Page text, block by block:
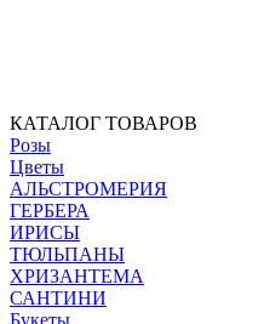
КАТАЛОГ ТОВАРОВ
Розы
Цветы
АЛЬСТРОМЕРИЯ
ГЕРБЕРА
ИРИСЫ
ТЮЛЬПАНЫ
ХРИЗАНТЕМА
САНТИНИ
Букеты